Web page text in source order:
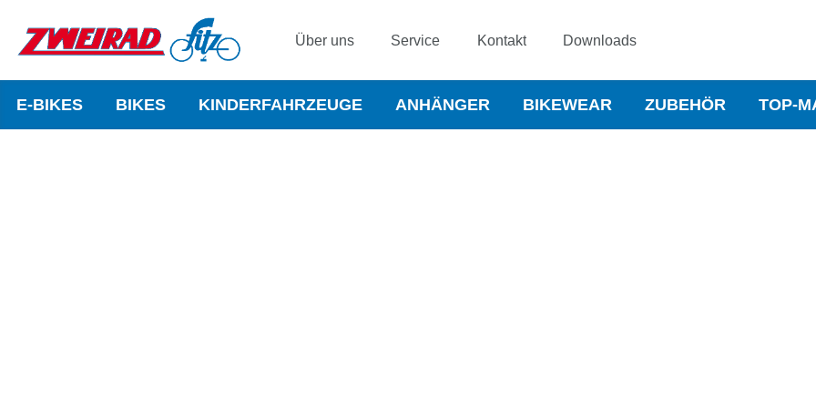
Über uns Service Kontakt Downloads
E-BIKES BIKES KINDERFAHRZEUGE ANHÄNGER BIKEWEAR ZUBEHÖR TOP-